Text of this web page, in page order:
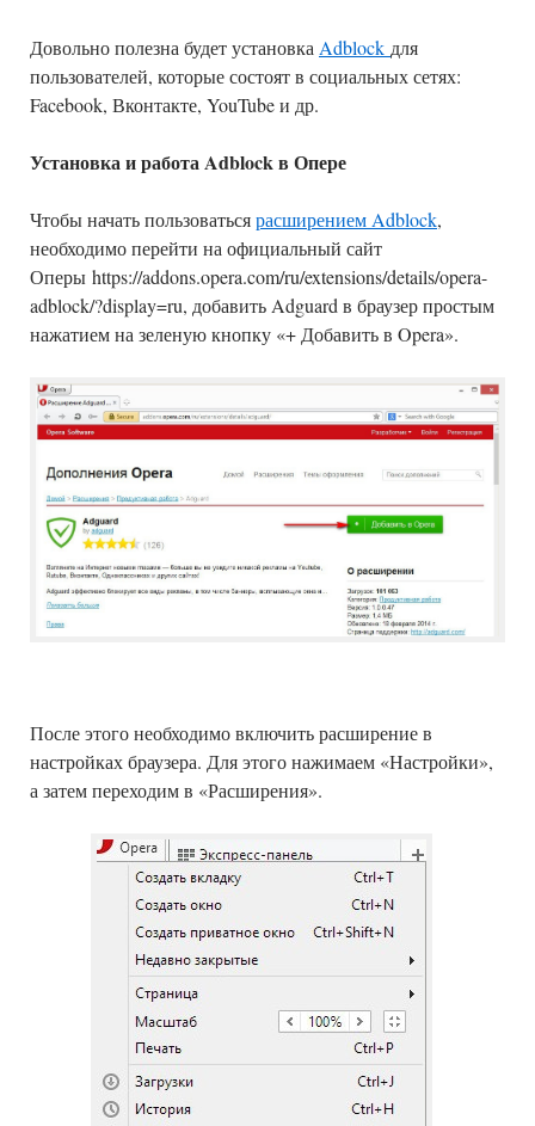
Довольно полезна будет установка Adblock для
пользователей, которые состоят в социальных сетях:
Facebook, Вконтакте, YouTube и др.
Установка и работа Adblock в Опере
Чтобы начать пользоватьсярасширением Adblock,
необходимо перейти на официальный сайт
Оперы https://addons.opera.com/ru/extensions/details/opera-
adblock/?display=ru, добавить Adguard в браузер простым
нажатием на зеленую кнопку «+ Добавить в Opera».
После этого необходимо включить расширение в
настройках браузера. Для этого нажимаем «Настройки»,
а затем переходим в «Расширения».